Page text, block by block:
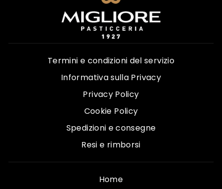
Termini e condizioni del servizio
Informativa sulla Privacy
Privacy Policy
Cookie Policy
Spedizioni e consegne
Resi e rimborsi
Home